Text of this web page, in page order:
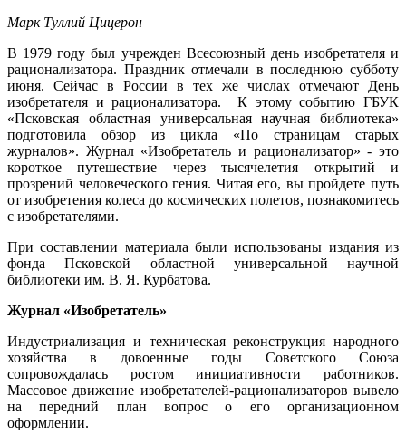
Марк Туллий Цицерон
В 1979 году был учрежден Всесоюзный день изобретателя и
рационализатора. Праздник отмечали в последнюю субботу
июня. Сейчас в России в тех же числах отмечают День
изобретателя и рационализатора.
К этому событию ГБУК
«Псковская областная универсальная научная библиотека»
подготовила обзор из цикла «По страницам старых
журналов». Журнал «Изобретатель и рационализатор» - это
короткое путешествие через тысячелетия открытий и
прозрений человеческого гения. Читая его, вы пройдете путь
от изобретения колеса до космических полетов, познакомитесь
с изобретателями.
При составлении материала были использованы издания из
фонда Псковской областной универсальной научной
библиотеки им. В. Я. Курбатова.
Журнал «Изобретатель»
Индустриализация и техническая реконструкция народного
хозяйства в довоенные годы Советского Союза
сопровождалась ростом инициативности работников.
Массовое движение изобретателей-рационализаторов вывело
на передний план вопрос о его организационном
оформлении.